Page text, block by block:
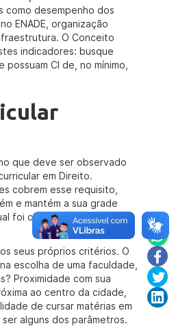
como desempenho dos
ENADE, organização
O Conceito
indicadores: busque
CI de, no mínimo,
que deve ser observado
em Direito.
cobrem esse requisito,
e mantém a sua grade
foi o último semestre
seus próprios critérios. O
escolha de uma faculdade,
Proximidade com sua
ao centro da cidade,
de cursar matérias em
alguns dos parâmetros.